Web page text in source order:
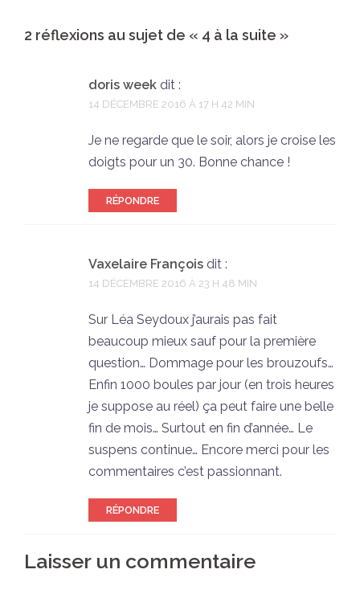
2 réflexions au sujet de « 4 à la suite »
doris week dit :
14 DÉCEMBRE 2016 À 17 H 42 MIN
Je ne regarde que le soir, alors je croise les
doigts pour un 30. Bonne chance !
RÉPONDRE
Vaxelaire François dit :
14 DÉCEMBRE 2016 À 23 H 48 MIN
Sur Léa Seydoux j’aurais pas fait
beaucoup mieux sauf pour la première
question… Dommage pour les brouzoufs…
Enfin 1000 boules par jour (en trois heures
je suppose au réel) ça peut faire une belle
fin de mois… Surtout en fin d’année… Le
suspens continue… Encore merci pour les
commentaires c’est passionnant.
RÉPONDRE
Laisser un commentaire